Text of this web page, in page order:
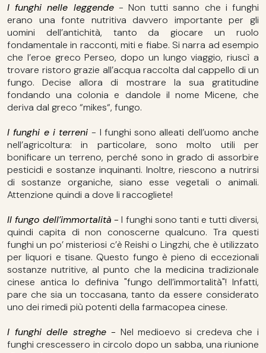
I funghi nelle leggende - Non tutti sanno che i funghi
erano una fonte nutritiva davvero importante per gli
uomini dell’antichità, tanto da giocare un ruolo
fondamentale in racconti, miti e fiabe. Si narra ad esempio
che l’eroe greco Perseo, dopo un lungo viaggio, riuscì a
trovare ristoro grazie all’acqua raccolta dal cappello di un
fungo. Decise allora di mostrare la sua gratitudine
fondando una colonia e dandole il nome Micene, che
deriva dal greco “mikes“, fungo.
I funghi e i terreni - I funghi sono alleati dell’uomo anche
nell’agricoltura: in particolare, sono molto utili per
bonificare un terreno, perché sono in grado di assorbire
pesticidi e sostanze inquinanti. Inoltre, riescono a nutrirsi
di sostanze organiche, siano esse vegetali o animali.
Attenzione quindi a dove li raccogliete!
Il fungo dell’immortalità - I funghi sono tanti e tutti diversi,
quindi capita di non conoscerne qualcuno. Tra questi
funghi un po’ misteriosi c’è Reishi o Lingzhi, che è utilizzato
per liquori e tisane. Questo fungo è pieno di eccezionali
sostanze nutritive, al punto che la medicina tradizionale
cinese antica lo definiva "fungo dell’immortalità"! Infatti,
pare che sia un toccasana, tanto da essere considerato
uno dei rimedi più potenti della farmacopea cinese.
I funghi delle streghe - Nel medioevo si credeva che i
funghi crescessero in circolo dopo un sabba, una riunione